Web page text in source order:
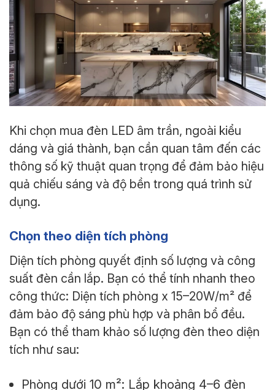
Khi chọn mua đèn LED âm trần, ngoài kiểu
dáng và giá thành, bạn cần quan tâm đến các
thông số kỹ thuật quan trọng để đảm bảo hiệu
quả chiếu sáng và độ bền trong quá trình sử
dụng.
Chọn theo diện tích phòng
Diện tích phòng quyết định số lượng và công
suất đèn cần lắp. Bạn có thể tính nhanh theo
công thức: Diện tích phòng x 15–20W/m² để
đảm bảo độ sáng phù hợp và phân bổ đều.
Bạn có thể tham khảo số lượng đèn theo diện
tích như sau:
Phòng dưới 10 m²: Lắp khoảng 4–6 đèn